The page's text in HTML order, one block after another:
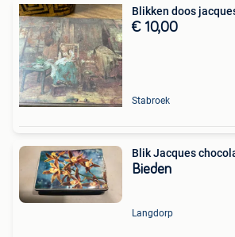
Blikken doos
€ 10,00
Stabroek
Blik Jacques
Bieden
Langdorp